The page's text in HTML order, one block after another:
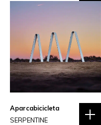
Aparcabicicleta
SERPENTINE